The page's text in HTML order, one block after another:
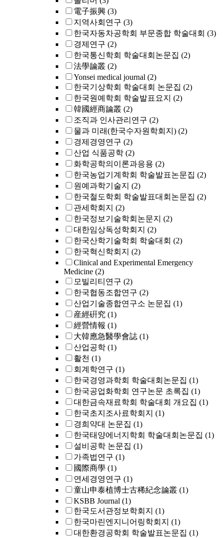
電子振興 (3)
지역사회연구 (3)
한국자동차공학회 부문종합 학술대회 (3)
경제연구 (2)
한국통신학회 학술대회논문집 (2)
法學論叢 (2)
Yonsei medical journal (2)
한국기상학회 학술대회 논문집 (2)
한국원예학회 학술발표요지 (2)
韓國經商論叢 (2)
조직과 인사관리연구 (2)
물과 미래(한국수자원학회지) (2)
경제경영연구 (2)
산업 식품공학 (2)
화학공학의이론과응용 (2)
한국농업기계학회 학술발표논문집 (2)
원예과학기술지 (2)
한국철도학회 학술발표대회논문집 (2)
관세학회지 (2)
한국정보기술학회논문지 (2)
대한임상독성학회지 (2)
한국산학기술학회 학술대회 (2)
한국혁신학회지 (2)
Clinical and Experimental Emergency
Medicine (2)
모빌리티연구 (2)
한국협동조합연구 (2)
산업기술종합연구소 논문집 (1)
産經硏究 (1)
經營情報 (1)
大韓應急醫學會誌 (1)
산업공학 (1)
활천 (1)
회계학연구 (1)
한국경영과학회 학술대회논문집 (1)
한국공업화학회 연구논문 초록집 (1)
대한금속재료학회 학술대회 개요집 (1)
한국초지조사료학회지 (1)
경희약대 논문집 (1)
한국태양에너지학회 학술대회논문집 (1)
설비공학 논문집 (1)
가족법연구 (1)
國際商學 (1)
연세경영연구 (1)
童山申泰植博士古稀紀念論叢 (1)
KSBB Journal (1)
한국도서관정보학회지 (1)
한국마린엔지니어링학회지 (1)
대한환경공학회 학술발표논문집 (1)